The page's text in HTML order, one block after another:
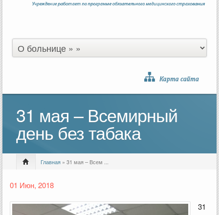
31 мая – Всемирный
день без табака
Главная » 31 мая – Всем ...
01 Июн, 2018
31